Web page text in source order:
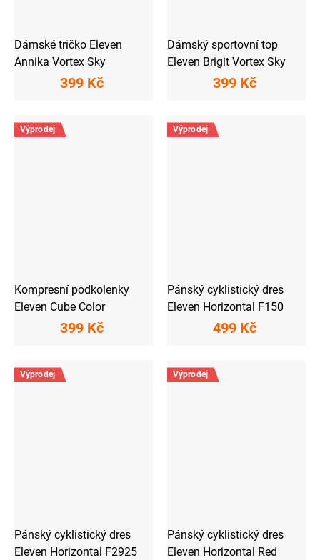
Dámské tričko Eleven
Annika Vortex Sky
399 Kč
Dámský sportovní top
Eleven Brigit Vortex Sky
399 Kč
Výprodej
Kompresní podkolenky
Eleven Cube Color
399 Kč
Výprodej
Pánský cyklistický dres
Eleven Horizontal F150
499 Kč
Výprodej
Pánský cyklistický dres
Eleven Horizontal F2925
Výprodej
Pánský cyklistický dres
Eleven Horizontal Red